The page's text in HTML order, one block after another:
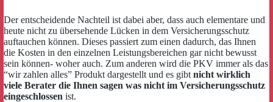
Der entscheidende Nachteil ist dabei aber, dass auch elementare und
heute nicht zu übersehende Lücken in dem Versicherungsschutz
auftauchen können. Dieses passiert zum einen dadurch, das Ihnen
die Kosten in den einzelnen Leistungsbereichen gar nicht bewusst
sein können- woher auch. Zum anderen wird die PKV immer als das
“wir zahlen alles” Produkt dargestellt und es gibt nicht wirklich
viele Berater die Ihnen sagen was nicht im Versicherungsschutz
eingeschlossen ist.